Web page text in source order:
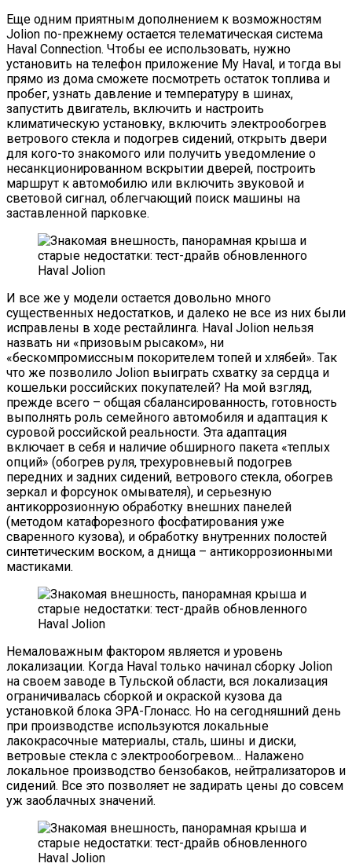
Еще одним приятным дополнением к возможностям
Jolion по-прежнему остается телематическая система
Haval Connection. Чтобы ее использовать, нужно
установить на телефон приложение My Haval, и тогда вы
прямо из дома сможете посмотреть остаток топлива и
пробег, узнать давление и температуру в шинах,
запустить двигатель, включить и настроить
климатическую установку, включить электрообогрев
ветрового стекла и подогрев сидений, открыть двери
для кого-то знакомого или получить уведомление о
несанкционированном вскрытии дверей, построить
маршрут к автомобилю или включить звуковой и
световой сигнал, облегчающий поиск машины на
заставленной парковке.
И все же у модели остается довольно много
существенных недостатков, и далеко не все из них были
исправлены в ходе рестайлинга. Haval Jolion нельзя
назвать ни «призовым рысаком», ни
«бескомпромиссным покорителем топей и хлябей». Так
что же позволило Jolion выиграть схватку за сердца и
кошельки российских покупателей? На мой взгляд,
прежде всего – общая сбалансированность, готовность
выполнять роль семейного автомобиля и адаптация к
суровой российской реальности. Эта адаптация
включает в себя и наличие обширного пакета «теплых
опций» (обогрев руля, трехуровневый подогрев
передних и задних сидений, ветрового стекла, обогрев
зеркал и форсунок омывателя), и серьезную
антикоррозионную обработку внешних панелей
(методом катафорезного фосфатирования уже
сваренного кузова), и обработку внутренних полостей
синтетическим воском, а днища – антикоррозионными
мастиками.
Немаловажным фактором является и уровень
локализации. Когда Haval только начинал сборку Jolion
на своем заводе в Тульской области, вся локализация
ограничивалась сборкой и окраской кузова да
установкой блока ЭРА-Глонасс. Но на сегодняшний день
при производстве используются локальные
лакокрасочные материалы, сталь, шины и диски,
ветровые стекла с электрообогревом… Налажено
локальное производство бензобаков, нейтрализаторов и
сидений. Все это позволяет не задирать цены до совсем
уж заоблачных значений.